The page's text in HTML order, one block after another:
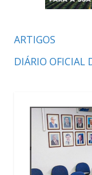
ARTIGOS
DIÁRIO OFICIAL